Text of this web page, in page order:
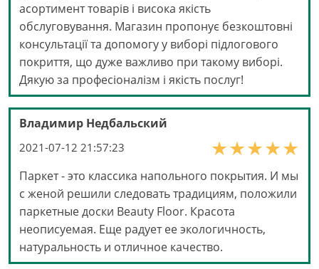
асортимент товарів і висока якість
обслуговування. Магазин пропонує безкоштовні
консультації та допомогу у виборі підлогового
покриття, що дуже важливо при такому виборі.
Дякую за професіоналізм і якість послуг!
Владимир Недбальский
2021-07-12 21:57:23
Паркет - это классика напольного покрытия. И мы
с женой решили следовать традициям, положили
паркетные доски Beauty Floor. Красота
неописуемая. Еще радует ее экологичность,
натуральность и отличное качество.